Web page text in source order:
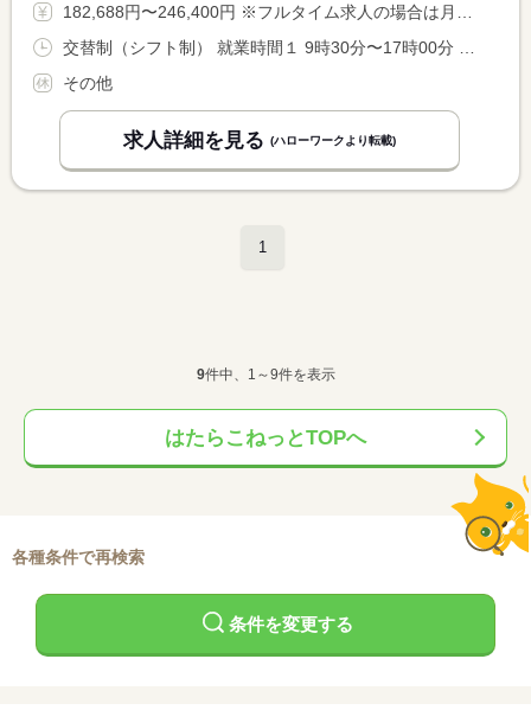
182,688円〜246,400円 ※フルタイム求人の場合は月額（換算額）、パート求人の場合は時間額を表示しています。
その他
求人詳細を見る (ハローワークより転載)
1
9件中、1～9件を表示
はたらこねっとTOPへ
各種条件で再検索
条件を変更する